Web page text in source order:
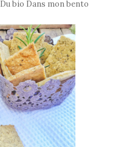
Du bio Dans mon bento